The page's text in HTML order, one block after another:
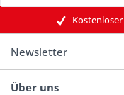
Newsletter
Über uns